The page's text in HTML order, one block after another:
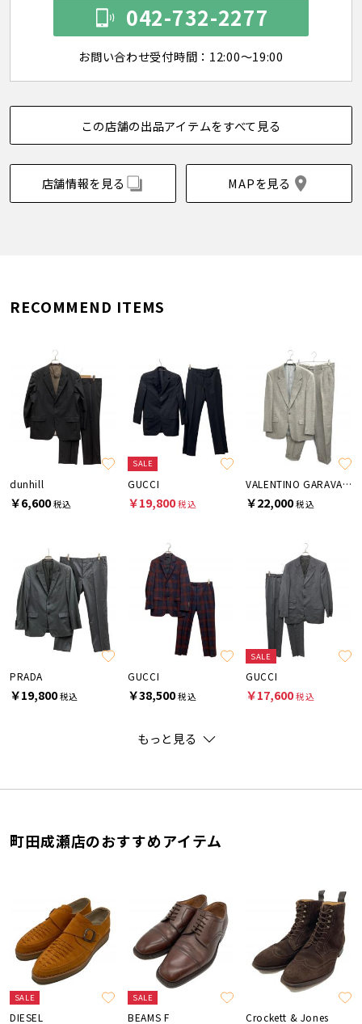
042-732-2277
お問い合わせ受付時間：12:00～19:00
この店舗の出品アイテムをすべて見る
店舗情報を見る MAPを見る
RECOMMEND ITEMS
dunhill
￥6,600税込
SALE
GUCCI
￥19,800税込
VALENTINO GARAVANI
￥22,000税込
PRADA
￥19,800税込
GUCCI
￥38,500税込
SALE
GUCCI
￥17,600税込
もっと見る
町田成瀬店のおすすめアイテム
SALE
DIESEL
SALE
BEAMS F Crockett & Jones